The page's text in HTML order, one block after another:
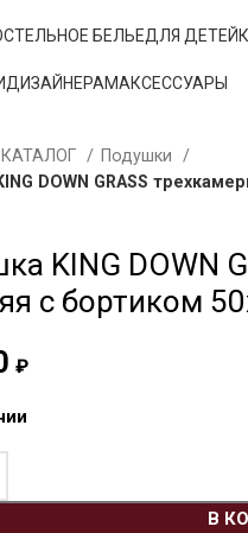
БЕЛЬЕДЛЯ ДЕТЕЙ
ДИЗАЙНЕРАМАКСЕССУАРЫ
КАТАЛОГ
Подушки
DOWN GRASS
KING DOWN
с бортиком
₽
В